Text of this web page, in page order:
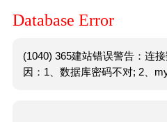
Database Error
(1040) 365建站错误警告：连
因：1、数据库密码不对; 2、